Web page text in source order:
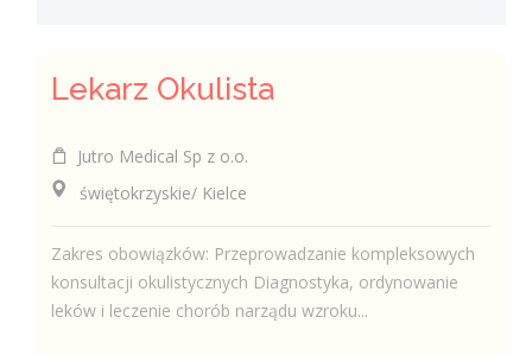
Lekarz Okulista
Jutro Medical Sp z o.o.
świętokrzyskie/ Kielce
Zakres obowiązków: Przeprowadzanie kompleksowych
konsultacji okulistycznych Diagnostyka, ordynowanie
leków i leczenie chorób narządu wzroku...